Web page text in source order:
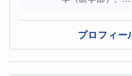
お問合せをいただく際
プロフィー